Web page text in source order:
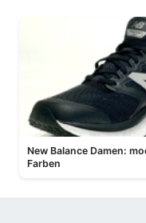
New Balance Damen:
Farben